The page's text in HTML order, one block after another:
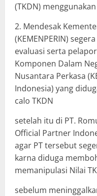
(TKDN)
2. Mendesak
(KEMENPERIN)
evaluasi serta
Komponen Dalam
Nusantara Perkasa
Indonesia) yang
calo TKDN
setelah itu di PT.
Official Partner
agar PT tersebut
karna diduga
memanipulasi Nilai
sebelum